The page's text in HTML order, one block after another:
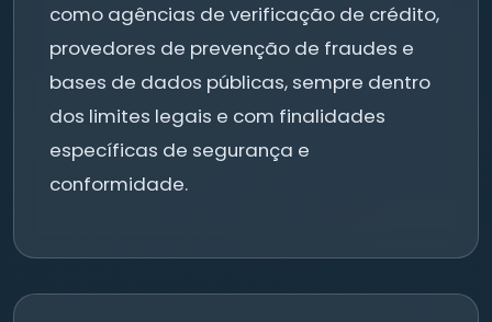
como agências de verificação de crédito,
provedores de prevenção de fraudes e
bases de dados públicas, sempre dentro
dos limites legais e com finalidades
específicas de segurança e
conformidade.